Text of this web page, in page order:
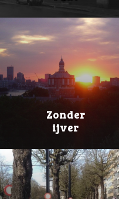
Zonder
ijver